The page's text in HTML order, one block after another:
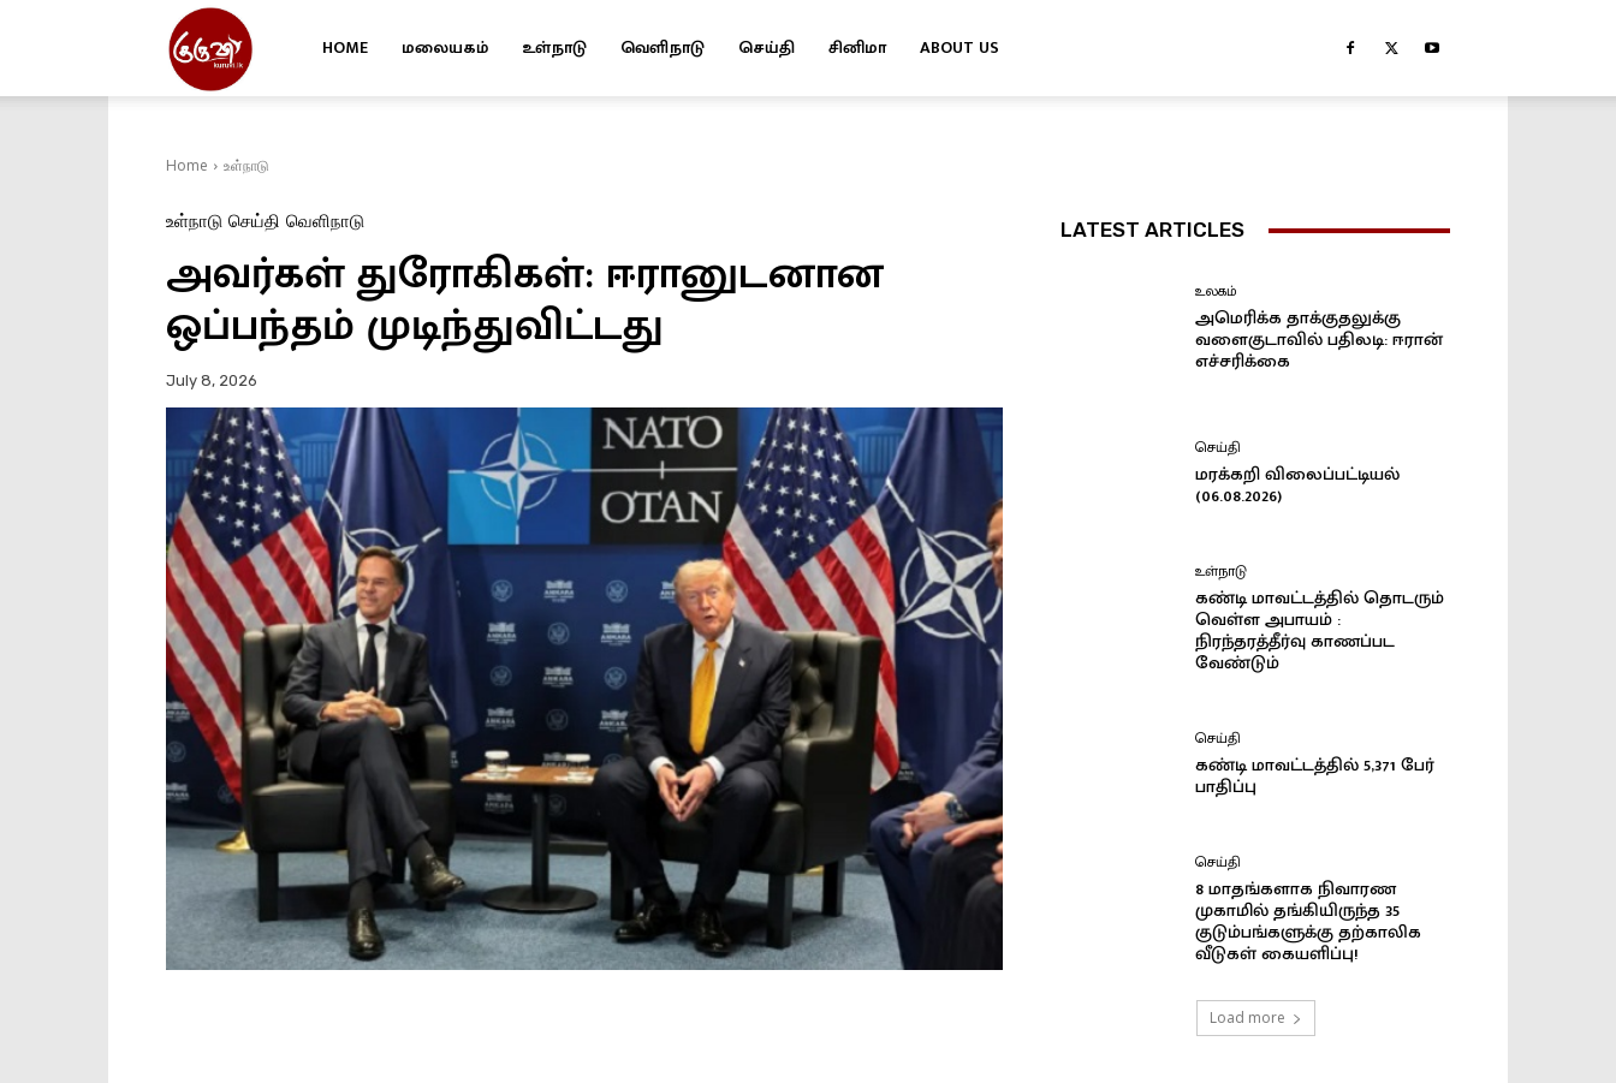
HOME மலையகம் உள்நாடு வெளிநாடு செய்தி சினிமா ABOUT US
Home உள்நாடு
உள்நாடு செய்தி வெளிநாடு
அவர்கள் துரோகிகள்: ஈரானுடனான
ஒப்பந்தம் முடிந்துவிட்டது
July 8, 2026
LATEST ARTICLES
உலகம்
அமெரிக்க தாக்குதலுக்கு
வளைகுடாவில் பதிலடி: ஈரான்
எச்சரிக்கை
செய்தி
மரக்கறி விலைப்பட்டியல்
(06.08.2026)
உள்நாடு
கண்டி மாவட்டத்தில் தொடரும்
வெள்ள அபாயம் :
நிரந்தரத்தீர்வு காணப்பட
வேண்டும்
செய்தி
கண்டி மாவட்டத்தில் 5,371 பேர்
பாதிப்பு
செய்தி
8 மாதங்களாக நிவாரண
முகாமில் தங்கியிருந்த 35
குடும்பங்களுக்கு தற்காலிக
வீடுகள் கையளிப்பு!
Load more